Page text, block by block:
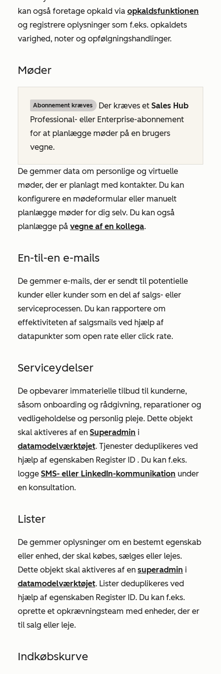
kan også foretage opkald via opkaldsfunktionen
og registrere oplysninger som f.eks. opkaldets
varighed, noter og opfølgningshandlinger.
Møder
Abonnement kræves Der kræves et Sales Hub
Professional- eller Enterprise-abonnement
for at planlægge møder på en brugers
vegne.
De gemmer data om personlige og virtuelle
møder, der er planlagt med kontakter. Du kan
konfigurere en mødeformular eller manuelt
planlægge møder for dig selv. Du kan også
planlægge på vegne af en kollega.
En-til-en e-mails
De gemmer e-mails, der er sendt til potentielle
kunder eller kunder som en del af salgs- eller
serviceprocessen. Du kan rapportere om
effektiviteten af salgsmails ved hjælp af
datapunkter som open rate eller click rate.
Serviceydelser
De opbevarer immaterielle tilbud til kunderne,
såsom onboarding og rådgivning, reparationer og
vedligeholdelse og personlig pleje. Dette objekt
skal aktiveres af en Superadmin i
datamodelværktøjet. Tjenester deduplikeres ved
hjælp af egenskaben Register ID . Du kan f.eks.
logge SMS- eller LinkedIn-kommunikation under
en konsultation.
Lister
De gemmer oplysninger om en bestemt egenskab
eller enhed, der skal købes, sælges eller lejes.
Dette objekt skal aktiveres af en superadmin i
datamodelværktøjet. Lister deduplikeres ved
hjælp af egenskaben Register ID. Du kan f.eks.
oprette et opkrævningsteam med enheder, der er
til salg eller leje.
Indkøbskurve